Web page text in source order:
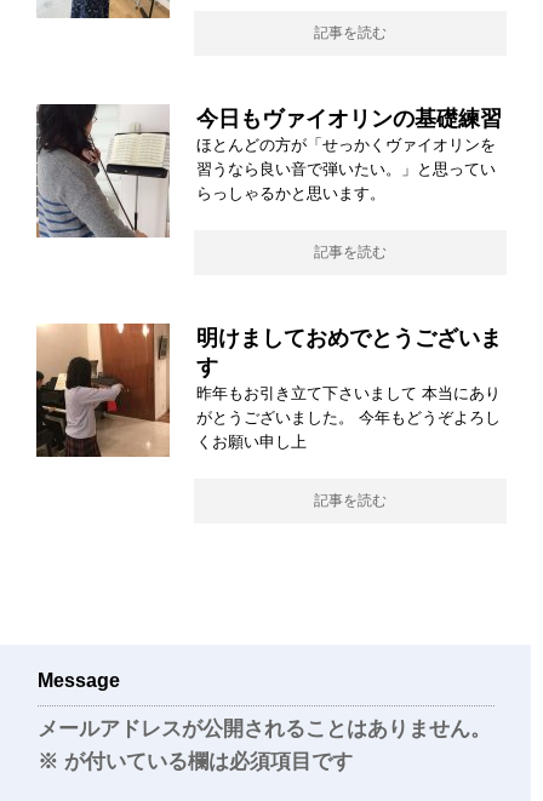
記事を読む
今日もヴァイオリンの基礎練習
ほとんどの方が「せっかくヴァイオリンを
習うなら良い音で弾いたい。」と思ってい
らっしゃるかと思います。
記事を読む
明けましておめでとうございま
す
昨年もお引き立て下さいまして 本当にあり
がとうございました。 今年もどうぞよろし
くお願い申し上
記事を読む
Message
メールアドレスが公開されることはありません。
※ が付いている欄は必須項目です